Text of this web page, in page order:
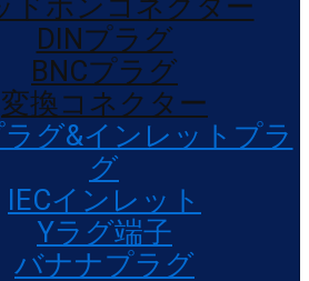
DINプラグ
BNCプラグ
変換コネクター
グ&インレットプラ
グ
IECインレット
Yラグ端子
バナナプラグ